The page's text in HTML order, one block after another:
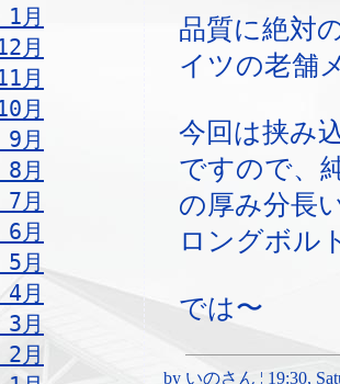
月
月
月
月
月
月
月
月
月
月
月
月
品質に絶対
イツの老舗
今回は挟み
ですので、
の厚み分長
ロングボル
では〜
by いのさん ¦ 19:30,